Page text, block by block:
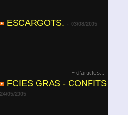
ESCARGOTS. - 03/08/2005
+ d'articles...
FOIES GRAS - CONFITS
24/05/2005